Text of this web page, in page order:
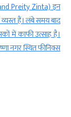
नई दिल्ली।
films)में शामिल
इंतजार लगातार बढ़ता
मीडिया (social